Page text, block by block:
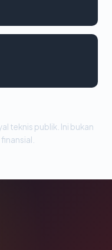
teknis publik. Ini bukan